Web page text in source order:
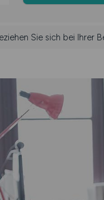
Sie sich bei Ihrer